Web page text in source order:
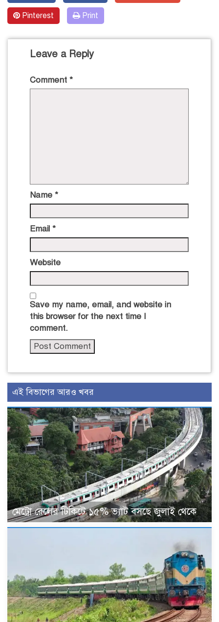
Pinterest Print
Leave a Reply
Comment *
Name *
Email *
Website
Save my name, email, and website in
this browser for the next time I
comment.
এই বিভাগের আরও খবর
মেট্রো রেলের টিকিটে ১৫% ভ্যাট বসছে জুলাই থেকে